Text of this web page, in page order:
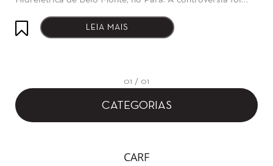
LEIA MAIS
01 / 01
CATEGORIAS
CARF